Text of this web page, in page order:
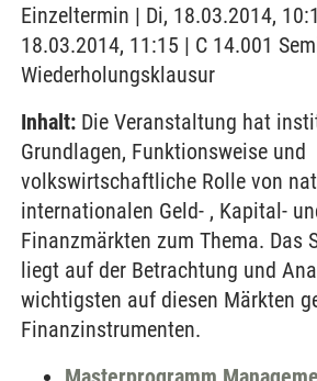
Einzeltermin | Di, 18.03.2014,
18.03.2014, 11:15 | C 14.001
Wiederholungsklausur
Inhalt: Die Veranstaltung hat
Grundlagen, Funktionsweise und
volkswirtschaftliche Rolle von
internationalen Geld- , Kapital-
Finanzmärkten zum Thema. Das
liegt auf der Betrachtung und
wichtigsten auf diesen Märkten
Finanzinstrumenten.